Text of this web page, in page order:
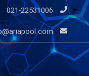
info@ariapool.com